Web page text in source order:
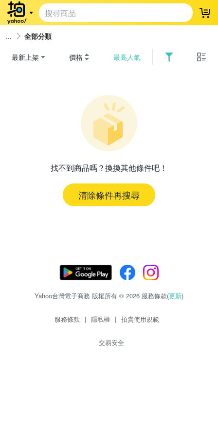
登
全部分類
最新上架 價格 最高人氣
找不到商品嗎？換換其他條件吧！
清除條件再搜尋
Yahoo台灣電子商務 版權所有 © 2026 服務條款(更新)
服務條款 | 隱私權 | 拍賣使用規範
交易安全